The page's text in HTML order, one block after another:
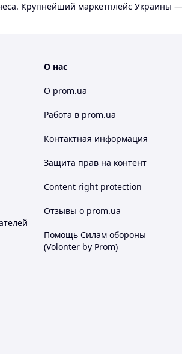
Крупнейший маркетплейс Украины
О нас
О prom.ua
Работа в prom.ua
Контактная информация
Защита прав на контент
Content right protection
Отзывы о prom.ua
Помощь Силам обороны
(Volonter by Prom)